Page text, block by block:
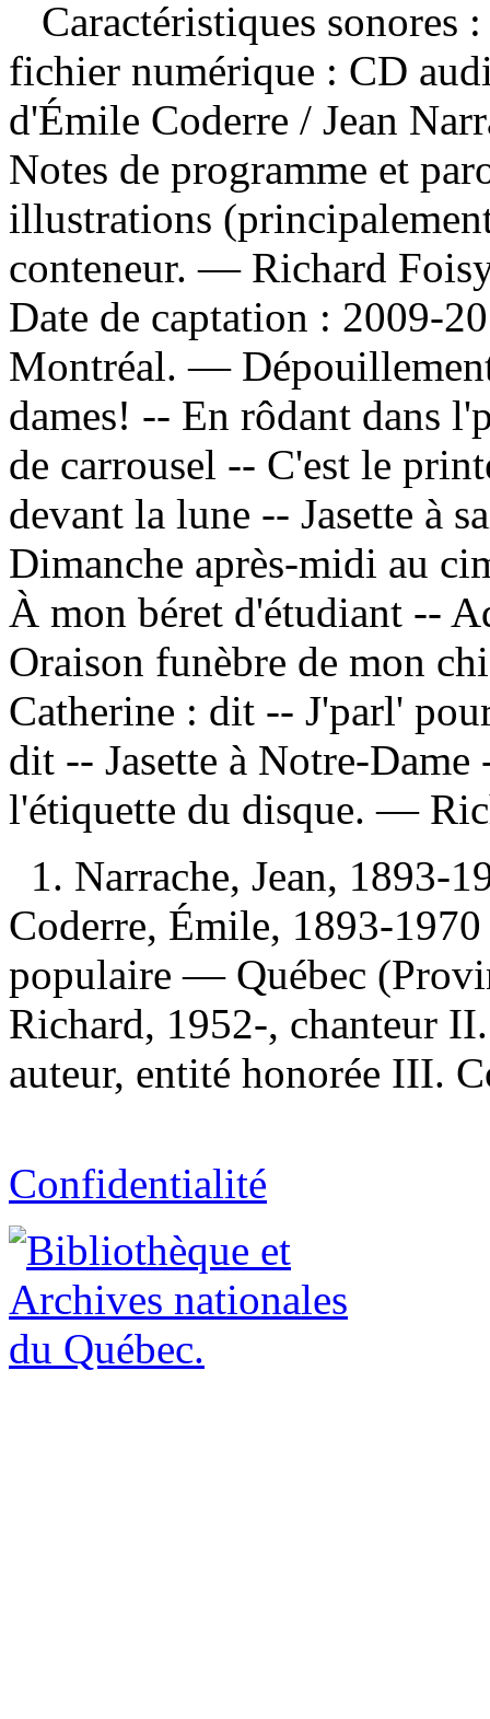
Caractéristiques sonores
fichier numérique : CD
d'Émile Coderre / Jean
Notes de programme et
illustrations
conteneur. — Richard
Date de captation : 2009-
Montréal. —
dames! -- En rôdant dans
de carrousel -- C'est le
devant la lune -- Jasette à
Dimanche après-midi au
À mon béret d'étudiant --
Oraison funèbre de mon
Catherine : dit -- J'parl'
dit -- Jasette à Notre-
l'étiquette du disque. —
1. Narrache, Jean, 1893-
Coderre, Émile, 1893-
populaire — Québec
Richard, 1952-, chanteur
auteur, entité honorée III.
Confidentialité